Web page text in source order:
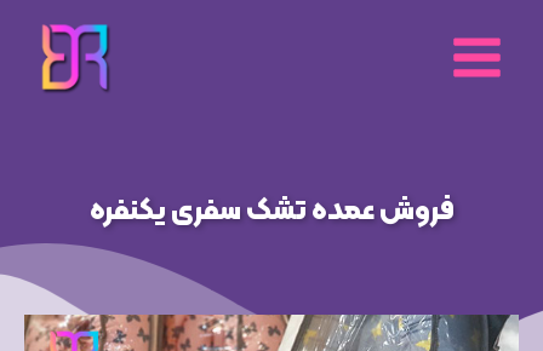
محتوا
فروش عمده تشک سفری یکنفره